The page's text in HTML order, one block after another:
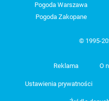
Pogoda Warszawa
Pogoda Zakopane
© 1995-
Reklama O
Ustawienia prywatności